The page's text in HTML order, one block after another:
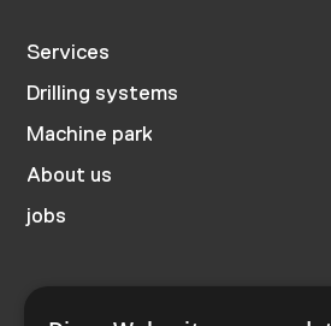
Services
Drilling systems
Machine park
About us
jobs